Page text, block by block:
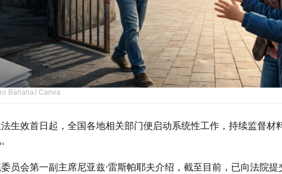
Banana/ Canva
生效首日起，全国各地相关部门便启动系统性工作，持续监督材
员会第一副主席尼亚兹·雷斯帕耶夫介绍，截至目前，已向法院提